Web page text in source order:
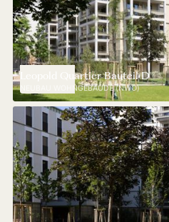
Leopold Quartier Bauteil D
NEUBAU WOHNGEBÄUDE (NWO)